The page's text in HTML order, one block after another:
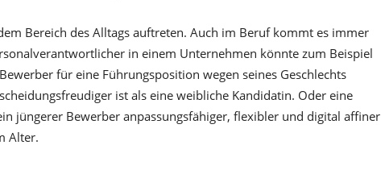
Bereich des Alltags auftreten. Auch im Beruf kommt es immer
in einem Unternehmen könnte zum Beispiel
für eine Führungsposition wegen seines Geschlechts
ist als eine weibliche Kandidatin. Oder eine
jüngerer Bewerber anpassungsfähiger, flexibler und digital affiner
Alter.